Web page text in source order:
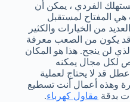
الفردي ، يمكن أن
المفتاح لمستقبل
من الخيارات والكثير
قد يكون من الصعب معرفة
لن ينجح. هذا هو المكان
لكل مجال يمكنه
قد لا يحتاج لعملية
وهذه أعمال أنت تسطيع
بدقة مقاول كهرباء.